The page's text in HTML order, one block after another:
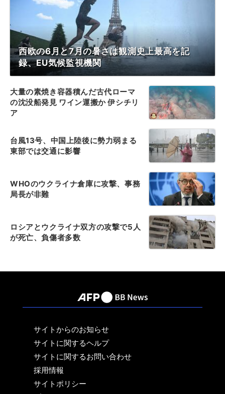
西欧の6月と7月の暑さは観測史上最高を記
録、EU気候監視機関
大量の素焼き容器積んだ古代ローマ
の沈没船発見 ワイン運搬か 伊シチリ
ア
台風13号、中国上陸後に勢力弱まる
東部では交通に影響
WHOのウクライナ倉庫に攻撃、事務
局長が非難
ロシアとウクライナ双方の攻撃で5人
が死亡、負傷者多数
サイトからのお知らせ
サイトに関するヘルプ
サイトに関するお問い合わせ
採用情報
サイトポリシー